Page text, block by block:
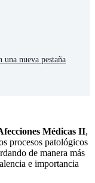
nueva pestaña
Médicas II,
procesos patológicos
de manera más
e importancia